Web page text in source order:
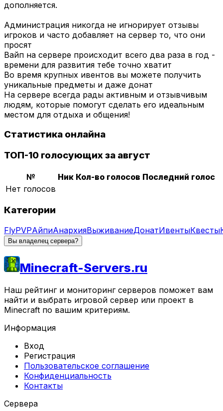
дополняется.
Администрация никогда не игнорирует отзывы
игроков и часто добавляет на сервер то, что они
просят
Вайп на сервере происходит всего два раза в год -
времени для развития тебе точно хватит
Во время крупных ивентов вы можете получить
уникальные предметы и даже донат
На сервере всегда рады активным и отзывчивым
людям, которые помогут сделать его идеальным
местом для отдыха и общения!
Статистика онлайна
ТОП-10 голосующих за август
№ Ник Кол-во голосов Последний голос
Нет голосов
Категории
FlyPVPАйпиАнархияВыживаниеДонатИвентыКвесты
Вы владелец сервера?
Minecraft-Servers.ru
Наш рейтинг и мониторинг серверов поможет вам
найти и выбрать игровой сервер или проект в
Minecraft по вашим критериям.
Информация
Вход
Регистрация
Пользовательское соглашение
Конфиденциальность
Контакты
Сервера